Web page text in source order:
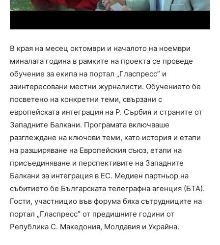
В края на месец октомври и началото на ноември
миналата година в рамките на проекта се проведе
обучение за екипа на портал „Гласпресс” и
заинтересовани местни журналисти. Обучението бе
посветено на конкретни теми, свързани с
европейската интеграция на Р. Сърбия и страните от
Западните Балкани. Програмата включваше
разглеждане на ключови теми, като история и етапи
на разширяване на Европейския съюз, етапи на
присъединяване и перспективите на Западните
Балкани за интеграция в ЕС. Медиен партньор на
събитието бе Българската телеграфна агенция (БТА).
Гости, участницио във форума бяха сътрудниците на
портал „Гласпресс” от предишните години от
Република С. Македония, Молдавия и Украйна.